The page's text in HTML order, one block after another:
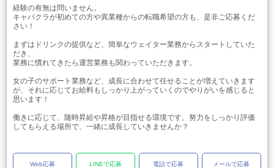
経験の有無は問いません。
キャバクラが初めての方や異業種からの転職希望の方も、是非ご応募くだ
さい！
まずはドリンクの提供など、簡単なウェイター業務からスタートしていた
だき、
業務に慣れてきたら運営業務も関わっていただきます。
女の子のサポート業務など、成長に合わせて任せることが増えていきます
が、それに応じてお給料もしっかり上がっていくのでやりがいを感じると
思います！
働きに応じて、随時昇給や昇格が目指せる環境です。努力をしっかり評価
してもらえる場所で、一緒に成長していきませんか？
Web応募 LINEで応募 電話で応募 メールで応募